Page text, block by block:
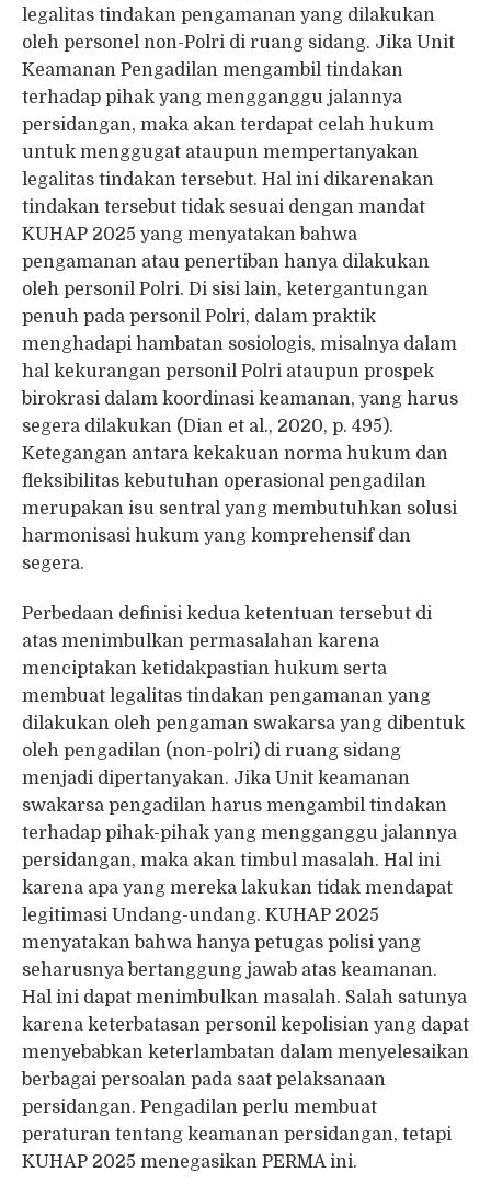
legalitas tindakan pengamanan yang dilakukan
oleh personel non-Polri di ruang sidang. Jika Unit
Keamanan Pengadilan mengambil tindakan
terhadap pihak yang mengganggu jalannya
persidangan, maka akan terdapat celah hukum
untuk menggugat ataupun mempertanyakan
legalitas tindakan tersebut. Hal ini dikarenakan
tindakan tersebut tidak sesuai dengan mandat
KUHAP 2025 yang menyatakan bahwa
pengamanan atau penertiban hanya dilakukan
oleh personil Polri. Di sisi lain, ketergantungan
penuh pada personil Polri, dalam praktik
menghadapi hambatan sosiologis, misalnya dalam
hal kekurangan personil Polri ataupun prospek
birokrasi dalam koordinasi keamanan, yang harus
segera dilakukan (Dian et al., 2020, p. 495).
Ketegangan antara kekakuan norma hukum dan
fleksibilitas kebutuhan operasional pengadilan
merupakan isu sentral yang membutuhkan solusi
harmonisasi hukum yang komprehensif dan
segera.
Perbedaan definisi kedua ketentuan tersebut di
atas menimbulkan permasalahan karena
menciptakan ketidakpastian hukum serta
membuat legalitas tindakan pengamanan yang
dilakukan oleh pengaman swakarsa yang dibentuk
oleh pengadilan (non-polri) di ruang sidang
menjadi dipertanyakan. Jika Unit keamanan
swakarsa pengadilan harus mengambil tindakan
terhadap pihak-pihak yang mengganggu jalannya
persidangan, maka akan timbul masalah. Hal ini
karena apa yang mereka lakukan tidak mendapat
legitimasi Undang-undang. KUHAP 2025
menyatakan bahwa hanya petugas polisi yang
seharusnya bertanggung jawab atas keamanan.
Hal ini dapat menimbulkan masalah. Salah satunya
karena keterbatasan personil kepolisian yang dapat
menyebabkan keterlambatan dalam menyelesaikan
berbagai persoalan pada saat pelaksanaan
persidangan. Pengadilan perlu membuat
peraturan tentang keamanan persidangan, tetapi
KUHAP 2025 menegasikan PERMA ini.